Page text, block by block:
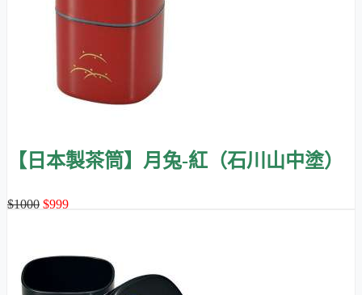
【日本製茶筒】月兔-紅（石川山中塗）
$1000 $999